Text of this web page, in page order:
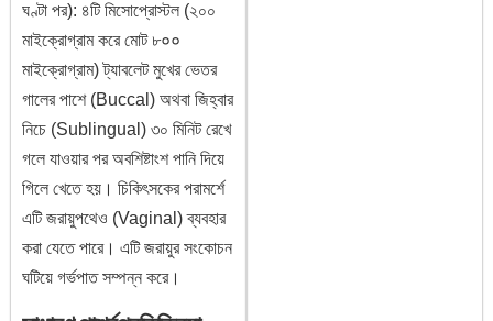
ঘণ্টা পর): ৪টি মিসোপ্রোস্টল (২০০
মাইক্রোগ্রাম করে মোট ৮००
মাইক্রোগ্রাম) ট্যাবলেট মুখের ভেতর
গালের পাশে (Buccal) অথবা জিহ্বার
নিচে (Sublingual) ৩০ মিনিট রেখে
গলে যাওয়ার পর অবশিষ্টাংশ পানি দিয়ে
গিলে খেতে হয়। চিকিৎসকের পরামর্শে
এটি জরায়ুপথেও (Vaginal) ব্যবহার
করা যেতে পারে। এটি জরায়ুর সংকোচন
ঘটিয়ে গর্ভপাত সম্পন্ন করে।